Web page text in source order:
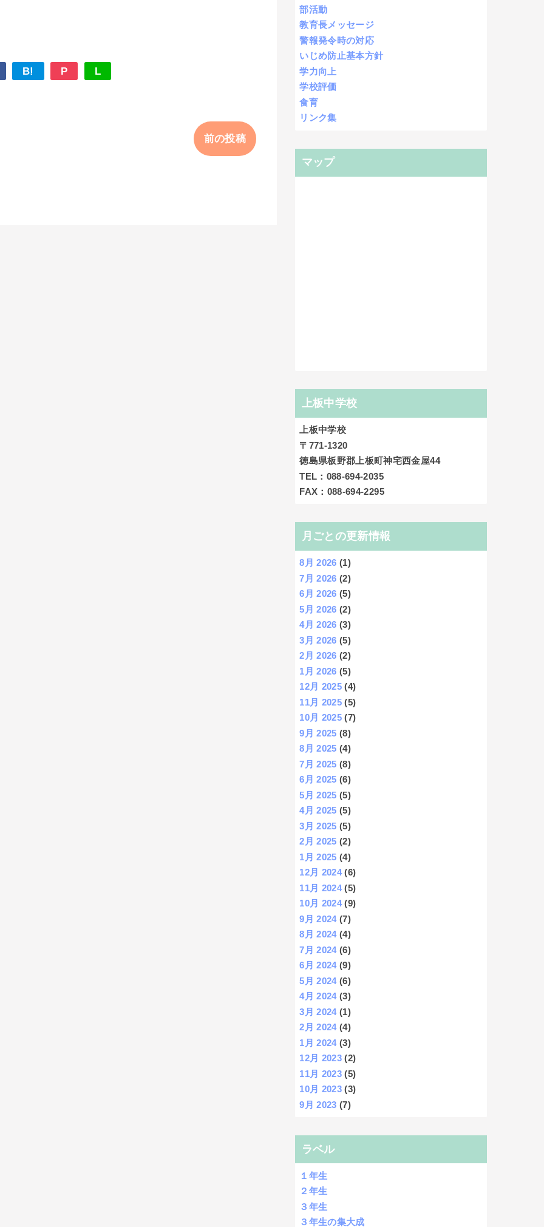
B! P L
前の投稿
部活動
教育長メッセージ
警報発令時の対応
いじめ防止基本方針
学力向上
学校評価
食育
リンク集
マップ
上板中学校
上板中学校
〒771-1320
徳島県板野郡上板町神宅西金屋44
TEL：088-694-2035
FAX：088-694-2295
月ごとの更新情報
8月 2026 (1)
7月 2026 (2)
6月 2026 (5)
5月 2026 (2)
4月 2026 (3)
3月 2026 (5)
2月 2026 (2)
1月 2026 (5)
12月 2025 (4)
11月 2025 (5)
10月 2025 (7)
9月 2025 (8)
8月 2025 (4)
7月 2025 (8)
6月 2025 (6)
5月 2025 (5)
4月 2025 (5)
3月 2025 (5)
2月 2025 (2)
1月 2025 (4)
12月 2024(6)
11月 2024(5)
10月 2024(9)
9月 2024(7)
8月 2024(4)
7月 2024(6)
6月 2024(9)
5月 2024(6)
4月 2024(3)
3月 2024(1)
2月 2024(4)
1月 2024(3)
12月 2023 (2)
11月 2023 (5)
10月 2023 (3)
9月 2023 (7)
ラベル
１年生
２年生
３年生
３年生の集大成